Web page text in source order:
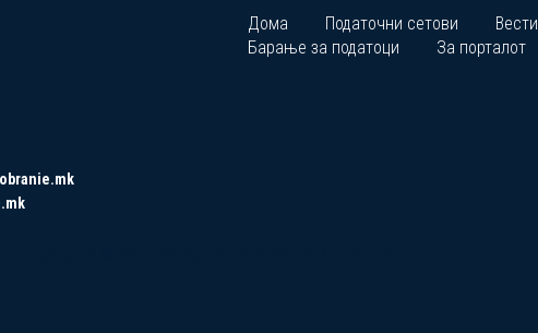
Дома Податочни сетови Вести
Барање за податоци
За порталот